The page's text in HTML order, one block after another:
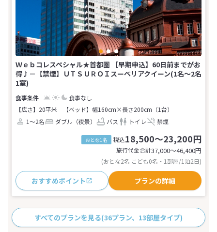
Ｗｅｂコレスペシャル★首都圏 【早期申込】60日前までがお
得♪－【禁煙】ＵＴＳＵＲＯＩスーペリアクイーン(1名～2名
1室)
食事なし
【広さ】20平米
【ベッド】幅160cm×長さ200cm（1台）
1～2名
ダブル（夜景） バス トイレ 禁煙
おとな1名 税込18,500～23,200円
旅行代金合計37,000〜46,400円
(おとな2名 こども0名・1部屋/1泊2日)
おすすめポイント プランの詳細
すべてのプランを見る(36プラン、13部屋タイプ)